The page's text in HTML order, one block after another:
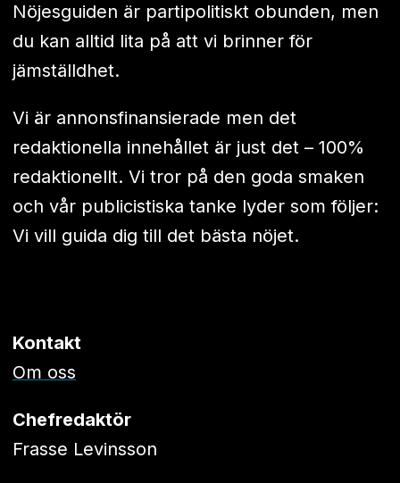
Nöjesguiden är partipolitiskt obunden, men
du kan alltid lita på att vi brinner för
jämställdhet.
Vi är annonsfinansierade men det
redaktionella innehållet är just det – 100%
redaktionellt. Vi tror på den goda smaken
och vår publicistiska tanke lyder som följer:
Vi vill guida dig till det bästa nöjet.
Kontakt
Om oss
Chefredaktör
Frasse Levinsson